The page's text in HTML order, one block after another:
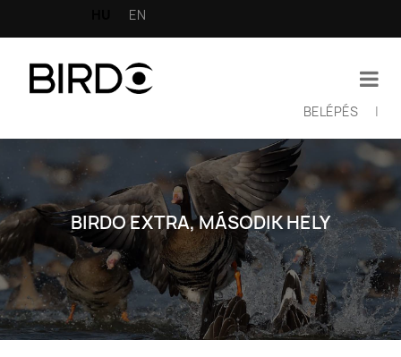
EN
fiók
menüje
BELÉPÉS |
BIRDO EXTRA, MÁSODIK HELY